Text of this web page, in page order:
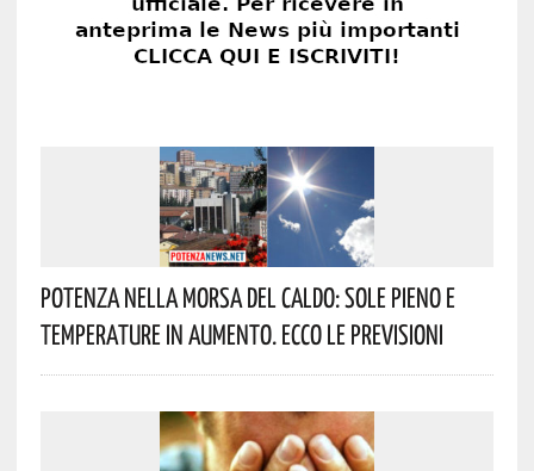
Potenza Nella Morsa Del Caldo: Sole Pieno E
Temperature In Aumento. Ecco Le Previsioni